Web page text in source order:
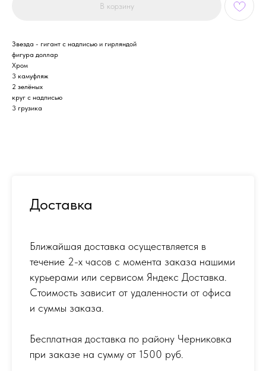
В корзину
Звезда - гигант с надписью и гирляндой
фигура доллар
Хром
3 камуфляж
2 зелёных
круг с надписью
3 грузика
Доставка
Ближайшая доставка осуществляется в
течение 2-х часов с момента заказа нашими
курьерами или сервисом Яндекс Доставка.
Стоимость зависит от удаленности от офиса
и суммы заказа.
Бесплатная доставка по району Черниковка
при заказе на сумму от 1500 руб.